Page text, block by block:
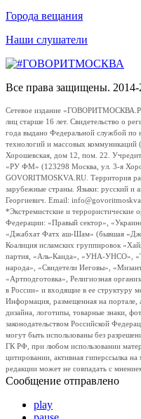
Города вещания
Наши слушатели
Все права защищены.
Сетевое издание
лиц старше 16 лет. Свидетельство о
года выдано Федеральной службой по
технологий и массовых
Хорошевская, дом 12, пом. 22.
«РУ ФМ» (123298 Москва, ул. 3-я
GOVORITMOSKVA.RU. Территория
зарубежные страны. Языки: русский и
Георгиевич. Email:
*Экстремистские и террористические
Федерации: «Правый сектор»,
«Джабхат Фатх аш-Шам» (бывшая
Коалиция исламских группировок
партия, «Аль-Каида», «УНА-УНСО»,
народа», «Свидетели Иеговы»,
«Артподготовка», Религиозная
в России» и входящие в ее структуру
Информация, размещенная на портале,
дизайна, логотипы, товарные знаки,
законодательством Российской
могут быть использованы без
ГК РФ, при любом использовании
цитировании, активная гиперссылка
редакции может не совпадать с
Сообщение отправлено
play